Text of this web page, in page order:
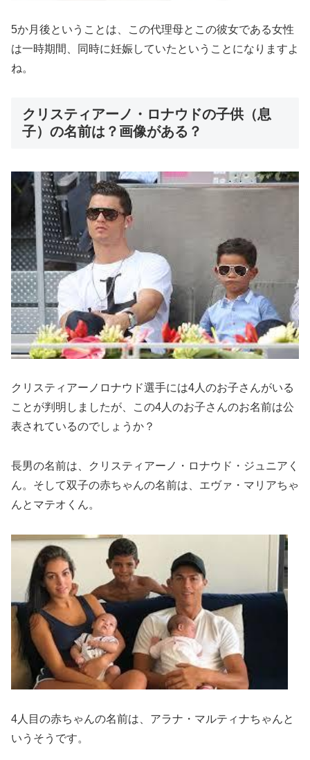
5か月後ということは、この代理母とこの彼女である女性
は一時期間、同時に妊娠していたということになりますよ
ね。
クリスティアーノ・ロナウドの子供（息
子）の名前は？画像がある？
クリスティアーノロナウド選手には4人のお子さんがいる
ことが判明しましたが、この4人のお子さんのお名前は公
表されているのでしょうか？
長男の名前は、クリスティアーノ・ロナウド・ジュニアく
ん。そして双子の赤ちゃんの名前は、エヴァ・マリアちゃ
んとマテオくん。
4人目の赤ちゃんの名前は、アラナ・マルティナちゃんと
いうそうです。